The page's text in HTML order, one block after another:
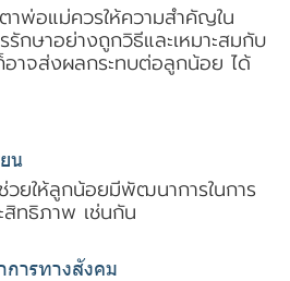
พ่อแม่ควรให้ความสำคัญใน
รักษาอย่างถูกวิธีและเหมาะสมกับ
อาจส่งผลกระทบต่อลูกน้อย ได้
น
วยให้ลูกน้อยมีพัฒนาการในการ
สิทธิภาพ เช่นกัน
ารทางสังคม